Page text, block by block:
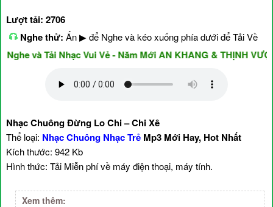
Lượt tải: 2706
Nghe thử: Ấn ▶ để Nghe và kéo xuống phía dưới để Tải Về
và Tải Nhạc Vui Vẻ - Năm Mới AN KHANG & THỊNH VƯỢNG
Nhạc Chuông Đừng Lo Chi – Chi Xê
Thể loại: Nhạc Chuông Nhạc Trẻ Mp3 Mới Hay, Hot Nhất
Kích thước: 942 Kb
Hình thức: Tải Miễn phí về máy điện thoại, máy tính.
Xem thêm: